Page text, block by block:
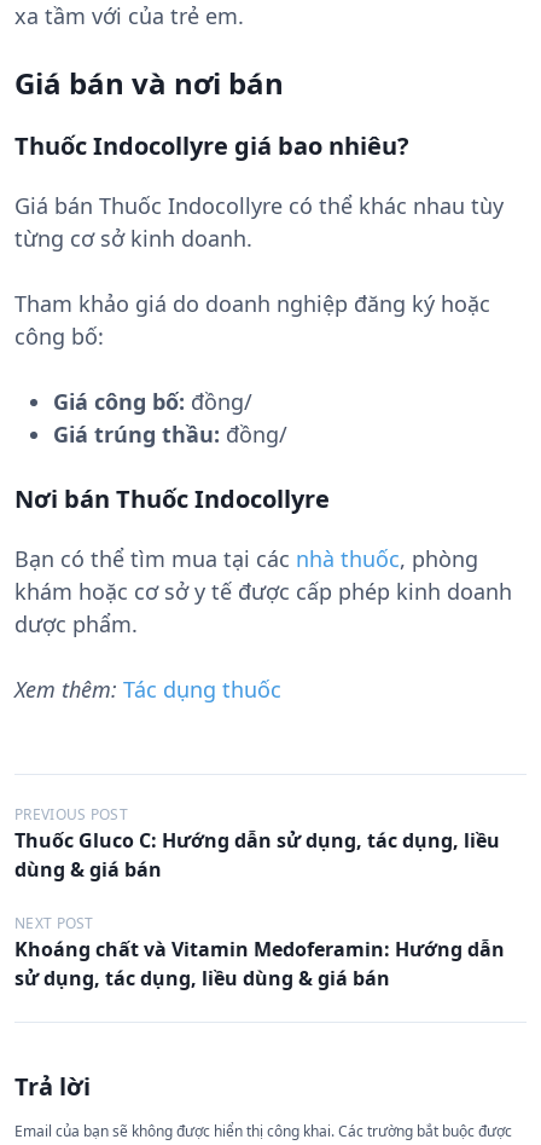
xa tầm với của trẻ em.
Giá bán và nơi bán
Thuốc Indocollyre giá bao nhiêu?
Giá bán Thuốc Indocollyre có thể khác nhau tùy
từng cơ sở kinh doanh.
Tham khảo giá do doanh nghiệp đăng ký hoặc
công bố:
Giá công bố: đồng/
Giá trúng thầu: đồng/
Nơi bán Thuốc Indocollyre
Bạn có thể tìm mua tại các nhà thuốc, phòng
khám hoặc cơ sở y tế được cấp phép kinh doanh
dược phẩm.
Xem thêm: Tác dụng thuốc
Đ
i
u
h
n
PREVIOUS POST
Thuốc Gluco C: Hướng dẫn sử dụng, tác dụng, liều
dùng & giá bán
NEXT POST
Khoáng chất và Vitamin Medoferamin: Hướng dẫn
sử dụng, tác dụng, liều dùng & giá bán
Trả lời
Email của bạn sẽ không được hiển thị công khai.Các trường bắt buộc được